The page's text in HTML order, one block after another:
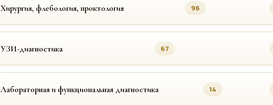
Хирургия, флебология, проктология 96
УЗИ-диагностика 67
Лабораторная и функциональная диагностика 14